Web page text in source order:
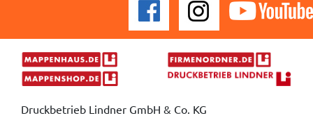
Druckbetrieb Lindner GmbH & Co. KG